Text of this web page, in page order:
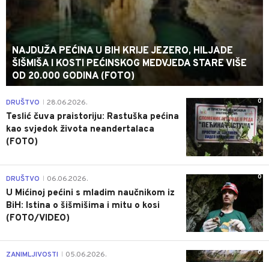
NAJDUŽA PEĆINA U BIH KRIJE JEZERO, HILJADE
ŠIŠMIŠA I KOSTI PEĆINSKOG MEDVJEDA STARE VIŠE
OD 20.000 GODINA (FOTO)
0
DRUŠTVO 28.06.2026.
Teslić čuva praistoriju: Rastuška pećina
kao svjedok života neandertalaca
(FOTO)
0
DRUŠTVO 06.06.2026.
U Mićinoj pećini s mladim naučnikom iz
BiH: Istina o šišmišima i mitu o kosi
(FOTO/VIDEO)
0
ZANIMLJIVOSTI 05.06.2026.